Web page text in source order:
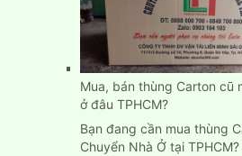
rẻ
tại
Bình
Dương
Mua, bán thùng Carton cũ
ở đâu TPHCM?
Bạn đang cần mua thùng
Chuyển Nhà Ở tại